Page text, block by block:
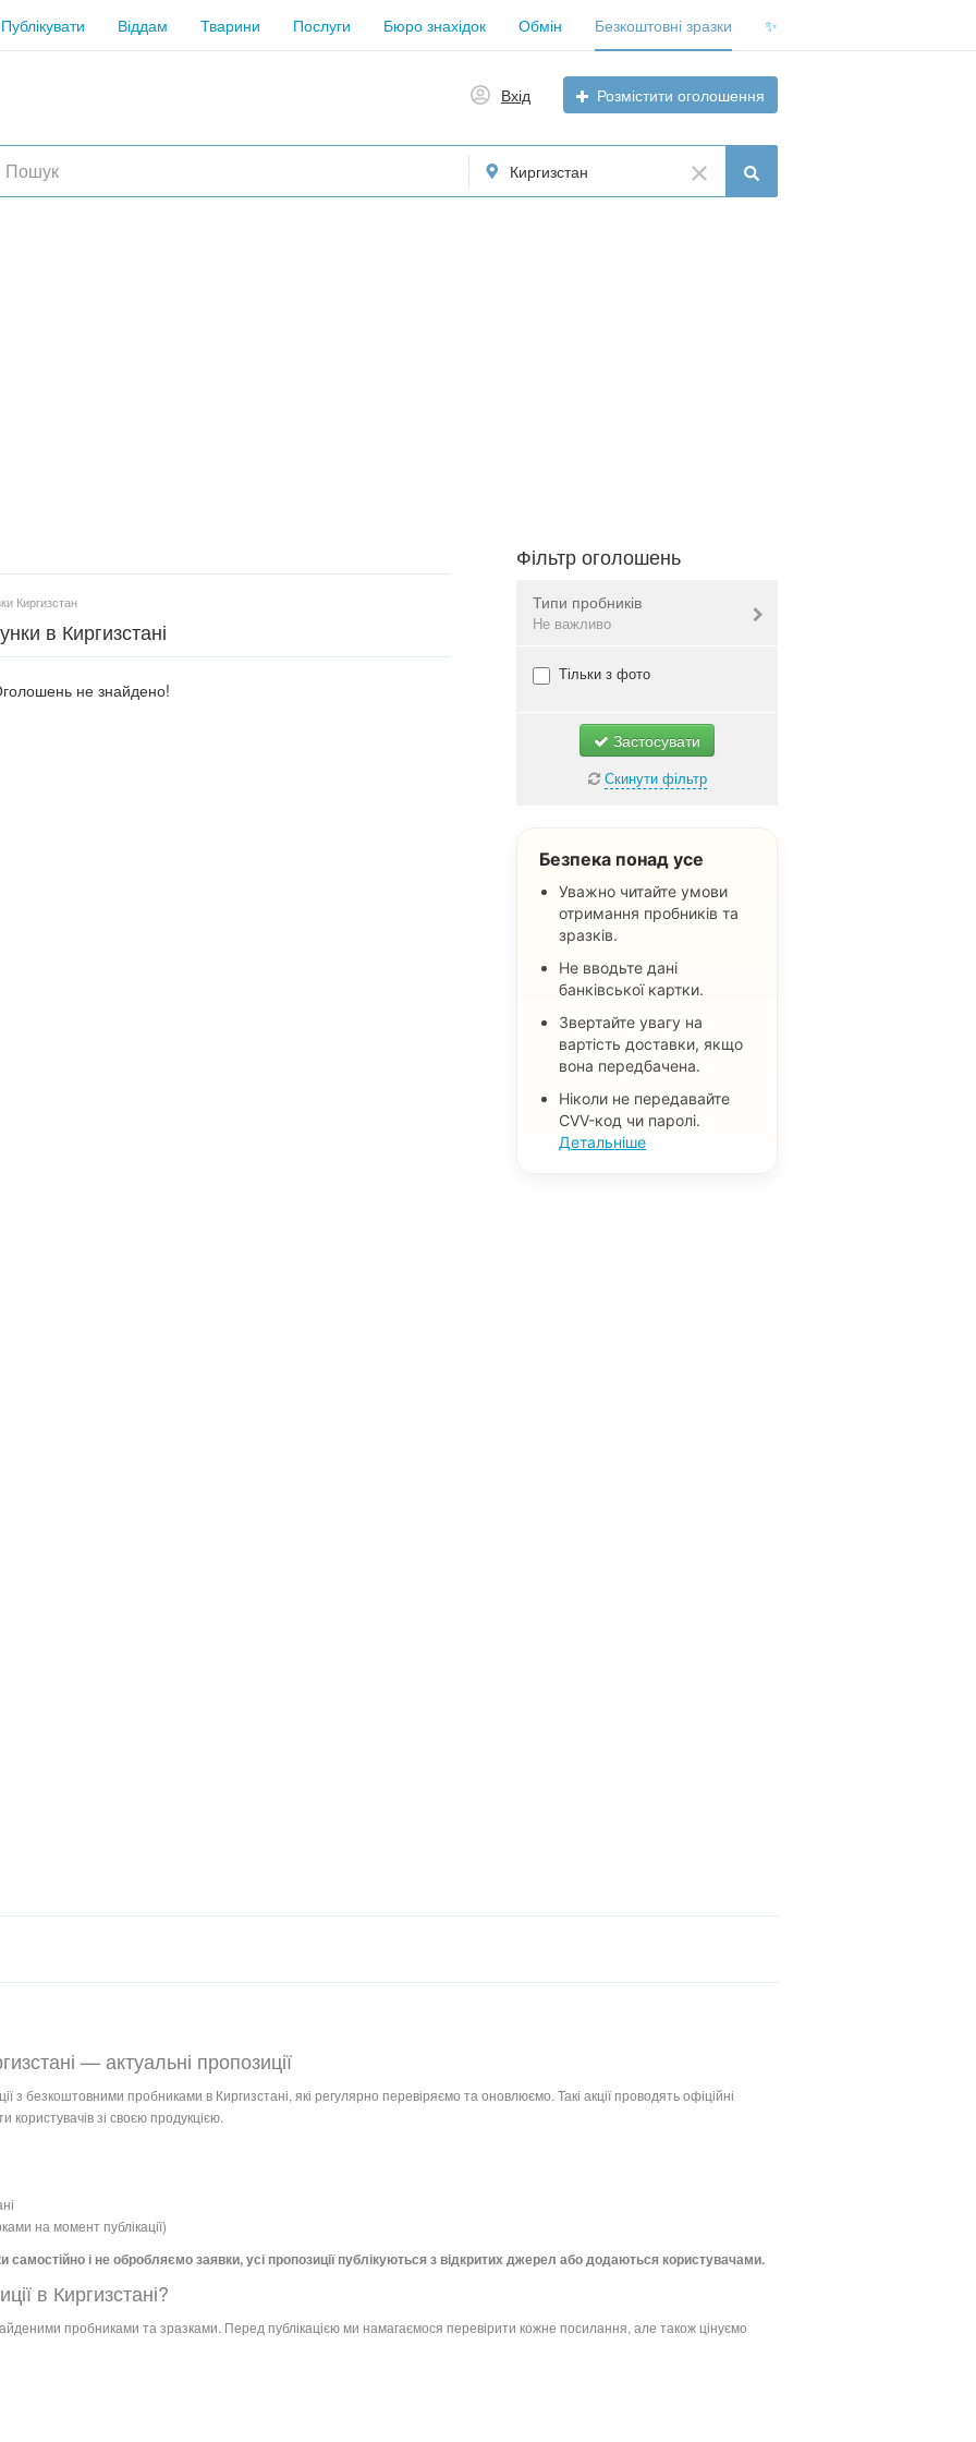
Публікувати Віддам Тварини Послуги Бюро знахідок Обмін Безкоштовні зразки ✨
Вхід Розмістити оголошення
Киргизстан
Киргизстан
в Киргизстані
не знайдено!
Фільтр оголошень
Типи пробників
Не важливо
Косметика та засоби
Зразки товарів для дітей
Безкоштовні товари для дому
Одяг, взуття та аксесуари
Безкоштовні зразки їжі та
Книги, журнали та каталоги
Наліпки та стікери
Безкоштовні пробні версії та
тестові товари
Інші безкоштовні пропозиції
Не важливо
Тільки з фото
Застосувати
Скинути фільтр
Безпека понад усе
Уважно читайте умови
отримання пробників та
зразків.
Не вводьте дані
банківської картки.
Звертайте увагу на
вартість доставки, якщо
вона передбачена.
Ніколи не передавайте
CVV-код чи паролі.
Детальніше
— актуальні пропозиції
з безкоштовними пробниками в Киргизстані, які регулярно перевіряємо та оновлюємо. Такі акції проводять офіційні
зі своєю продукцією.
на момент публікації)
і не обробляємо заявки, усі пропозиції публікуються з відкритих джерел або додаються користувачами.
в Киргизстані?
пробниками та зразками. Перед публікацією ми намагаємося перевірити кожне посилання, але також цінуємо